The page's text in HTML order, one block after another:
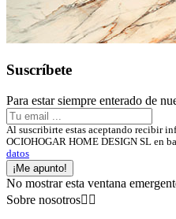
Suscríbete
Para estar siempre enterado de
Al suscribirte estas aceptando recibir
OCIOHOGAR HOME DESIGN SL en
datos
¡Me apunto!
No mostrar esta ventana
Sobre nosotros 